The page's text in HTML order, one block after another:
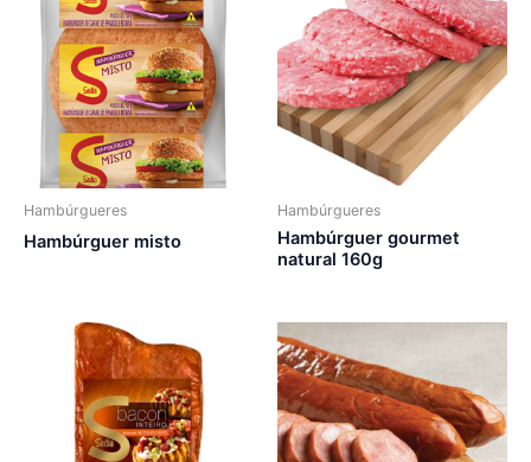
Hambúrgueres
Hambúrguer misto
Hambúrgueres
Hambúrguer gourmet
natural 160g